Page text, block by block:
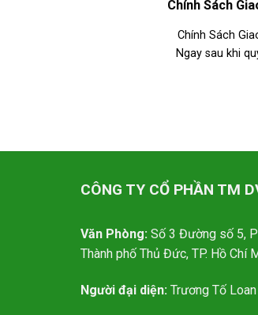
Chính Sách
Chính Sách
Ngay sau khi
CÔNG TY CỔ PHẦN TM
Văn Phòng: Số 3 Đường số 5,
Thành phố Thủ Đức, TP. Hồ Chí
Người đại diện: Trương Tố Loan